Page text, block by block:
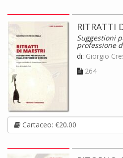
RITRATTI
Suggestioni
professione
di: Giorgio
264
Cartaceo: €20.00